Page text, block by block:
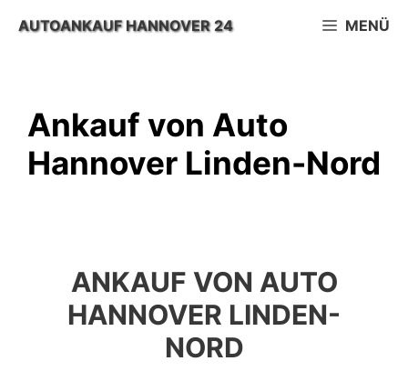
InhaltAUTOANKAUF HANNOVER 24 MENÜ
Ankauf von Auto
Hannover Linden-Nord
ANKAUF VON AUTO
HANNOVER LINDEN-
NORD